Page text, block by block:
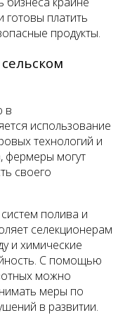
готовы платить
продукты.
в
использование
технологий и
фермеры могут
своего
полива и
селекционерам
и химические
С помощью
можно
меры по
в развитии.